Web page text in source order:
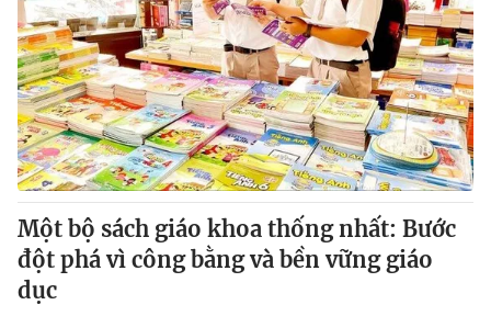
Một bộ sách giáo khoa thống nhất: Bước
đột phá vì công bằng và bền vững giáo
dục